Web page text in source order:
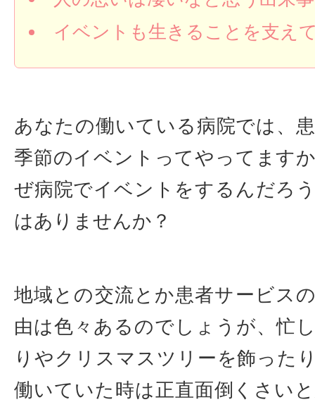
イベントも生きることを支え
あなたの働いている病院では、
季節のイベントってやってます
ぜ病院でイベントをするんだろ
はありませんか？
地域との交流とか患者サービス
由は色々あるのでしょうが、忙
りやクリスマスツリーを飾った
働いていた時は正直面倒くさい